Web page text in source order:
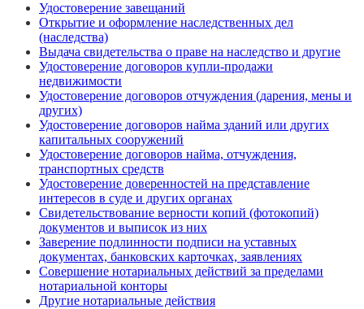
Удостоверение завещаний
Открытие и оформление наследственных дел
(наследства)
Выдача свидетельства о праве на наследство и другие
Удостоверение договоров купли-продажи
недвижимости
Удостоверение договоров отчуждения (дарения, мены и
других)
Удостоверение договоров найма зданий или других
капитальных сооружений
Удостоверение договоров найма, отчуждения,
транспортных средств
Удостоверение доверенностей на представление
интересов в суде и других органах
Свидетельствование верности копий (фотокопий)
документов и выписок из них
Заверение подлинности подписи на уставных
документах, банковских карточках, заявлениях
Совершение нотариальных действий за пределами
нотариальной конторы
Другие нотариальные действия